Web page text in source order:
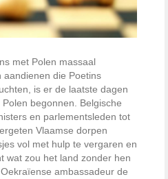
met Polen massaal
die Poetins
is er de laatste dagen
begonnen. Belgische
en parlementsleden tot
Vlaamse dorpen
vol met hulp te vergaren en
wat zou het land zonder hen
ambassadeur de